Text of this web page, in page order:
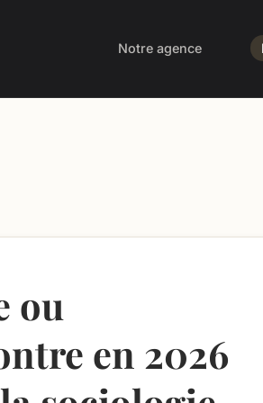
Notre agence
ou
en 2026